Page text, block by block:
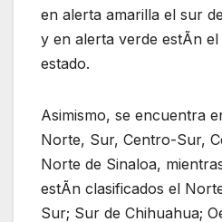
en alerta amarilla el sur
y en alerta verde estÃn
estado.
Asimismo, se encuentra
Norte, Sur, Centro-Sur,
Norte de Sinaloa,
estÃn clasificados el
Sur; Sur de Chihuahua;